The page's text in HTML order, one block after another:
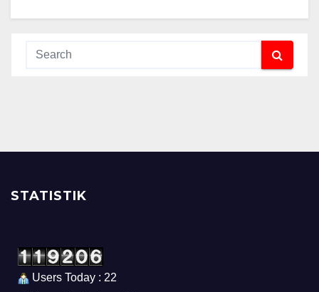
STATISTIK
Users Today : 22